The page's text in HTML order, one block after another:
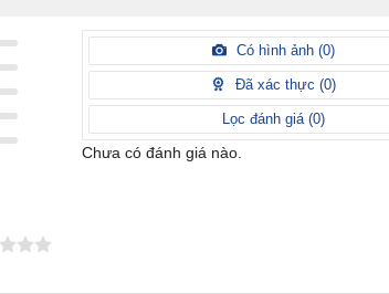
Có hình ảnh (0)
Đã xác thực (0)
Lọc đánh giá (0)
Chưa có đánh giá nào.